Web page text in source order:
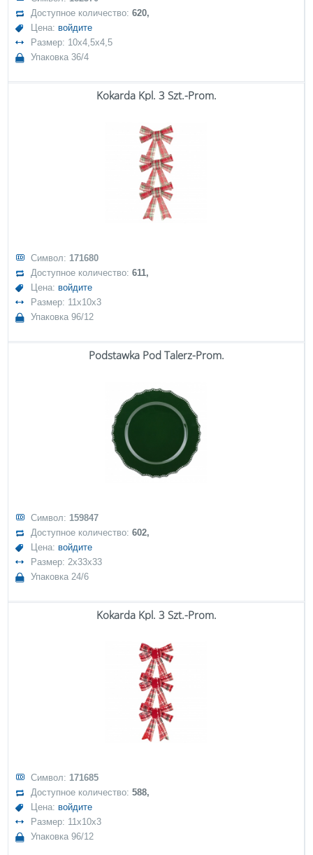
Доступное количество:620,
Цена: войдите
Размер: 10x4,5x4,5
Упаковка 36/4
Kokarda Kpl. 3 Szt.-Prom.
Символ: 171680
Доступное количество:611,
Цена: войдите
Размер: 11x10x3
Упаковка 96/12
Podstawka Pod Talerz-Prom.
Символ: 159847
Доступное количество:602,
Цена: войдите
Размер: 2x33x33
Упаковка 24/6
Kokarda Kpl. 3 Szt.-Prom.
Символ: 171685
Доступное количество:588,
Цена: войдите
Размер: 11x10x3
Упаковка 96/12